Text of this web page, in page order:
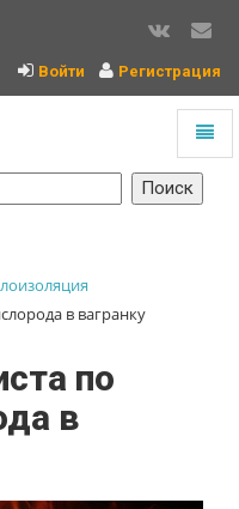
Войти Регистрация
в вагранку
по
в